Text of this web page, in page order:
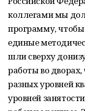
коллегами мы
программу,
единые
шли сверху
работы во
разных уровней
уровней